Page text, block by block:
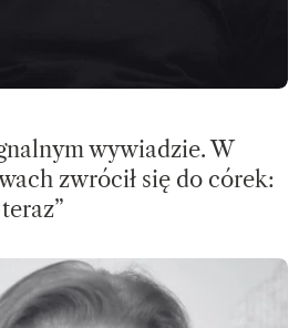
wywiadzie. W
zwrócił się do córek: